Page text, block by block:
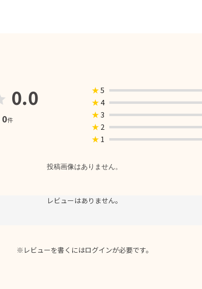
0.0
0件
★5
★4
★3
★ 2
★ 1
投稿画像はありません。
レビューはありません。
※レビューを書くにはログインが必要です。